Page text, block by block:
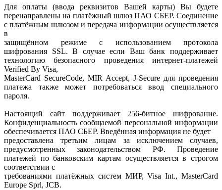
Для оплаты (ввода реквизитов Вашей карты) Вы будете
перенаправлены на платёжный шлюз ПАО СБЕР. Соединение
с платёжным шлюзом и передача информации осуществляется
в
защищённом режиме с использованием протокола
шифрования SSL. В случае если Ваш банк поддерживает
технологию безопасного проведения интернет-платежей
Verified By Visa,
MasterCard SecureCode, MIR Accept, J-Secure для проведения
платежа также может потребоваться ввод специального
пароля.
Настоящий сайт поддерживает 256-битное шифрование.
Конфиденциальность сообщаемой персональной информации
обеспечивается ПАО СБЕР. Введённая информация не будет
предоставлена третьим лицам за исключением случаев,
предусмотренных законодательством РФ. Проведение
платежей по банковским картам осуществляется в строгом
соответствии с
требованиями платёжных систем МИР, Visa Int., MasterCard
Europe Sprl, JCB.